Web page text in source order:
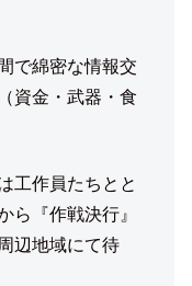
で綿密な情報交
資金・武器・食
工作員たちとと
ら『作戦決行』
辺地域にて待